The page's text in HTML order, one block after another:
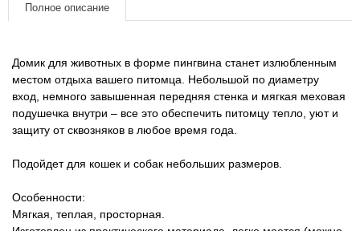
Полное описание
Домик для животных в форме пингвина станет излюбленным
местом отдыха вашего питомца. Небольшой по диаметру
вход, немного завышенная передняя стенка и мягкая меховая
подушечка внутри – все это обеспечить питомцу тепло, уют и
защиту от сквозняков в любое время года.
Подойдет для кошек и собак небольших размеров.
Особенности:
Мягкая, теплая, просторная.
Популярные зоотовары
Архив / Снято с производства